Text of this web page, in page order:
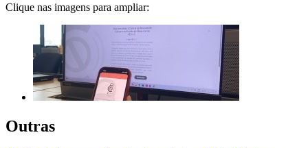
Clique nas imagens para ampliar:
Outras